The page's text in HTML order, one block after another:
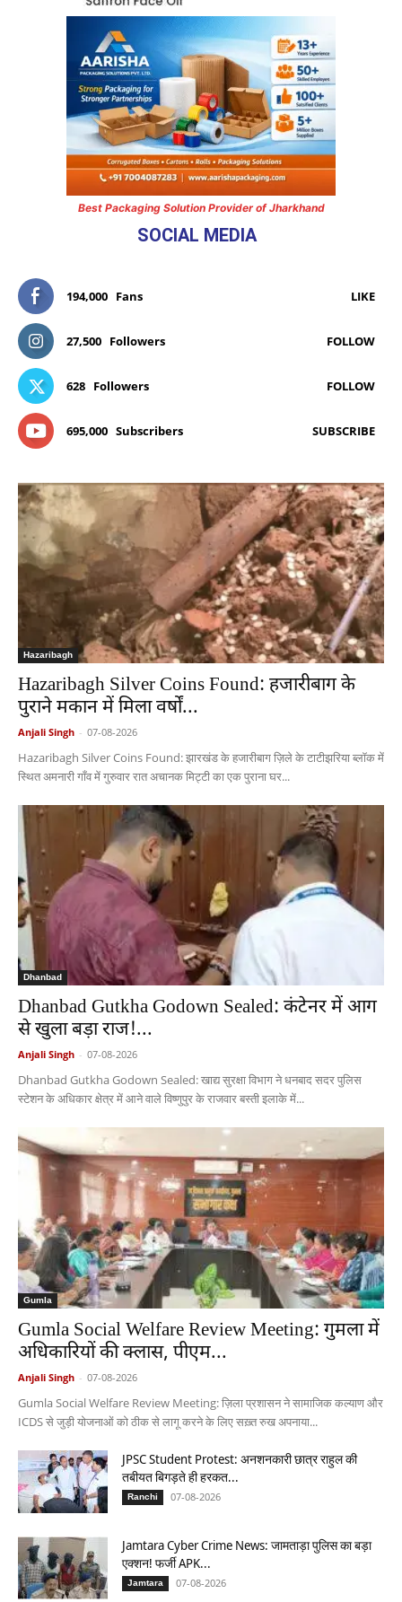
Best Packaging Solution Provider of Jharkhand
SOCIAL MEDIA
194,000 Fans LIKE
27,500 Followers FOLLOW
628 Followers FOLLOW
695,000 Subscribers SUBSCRIBE
Hazaribagh
Hazaribagh Silver Coins Found: हजारीबाग के
पुराने मकान में मिला वर्षों...
Anjali Singh - 07-08-2026
Hazaribagh Silver Coins Found: झारखंड के हजारीबाग ज़िले के टाटीझरिया ब्लॉक में
स्थित अमनारी गाँव में गुरुवार रात अचानक मिट्टी का एक पुराना घर...
Dhanbad
Dhanbad Gutkha Godown Sealed: कंटेनर में आग
से खुला बड़ा राज!...
Anjali Singh - 07-08-2026
Dhanbad Gutkha Godown Sealed: खाद्य सुरक्षा विभाग ने धनबाद सदर पुलिस
स्टेशन के अधिकार क्षेत्र में आने वाले विष्णुपुर के राजवार बस्ती इलाके में...
Gumla
Gumla Social Welfare Review Meeting: गुमला में
अधिकारियों की क्लास, पीएम...
Anjali Singh - 07-08-2026
Gumla Social Welfare Review Meeting: ज़िला प्रशासन ने सामाजिक कल्याण और
ICDS से जुड़ी योजनाओं को ठीक से लागू करने के लिए सख़्त रुख अपनाया...
JPSC Student Protest: अनशनकारी छात्र राहुल की
तबीयत बिगड़ते ही हरकत...
Ranchi 07-08-2026
Jamtara Cyber Crime News: जामताड़ा पुलिस का बड़ा
एक्शन! फर्जी APK...
Jamtara 07-08-2026